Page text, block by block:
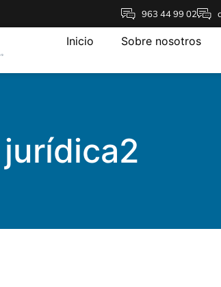
963 44 99 02
Inicio Sobre nosotros